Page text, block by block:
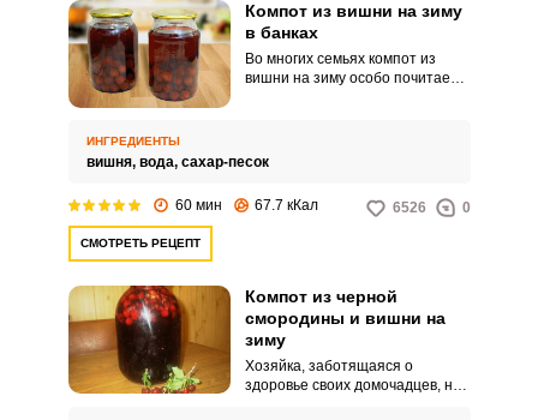
Компот из вишни на зиму
в банках
Во многих семьях компот из
вишни на зиму особо почитаем
праздничных вечеров. Самое
поэтому любой хозяйке стоит
ИНГРЕДИЕНТЫ
вишня, вода, сахар-песок
60 мин 67.7 кКал 6526 0
СМОТРЕТЬ РЕЦЕПТ
Компот из черной
смородины и вишни на
зиму
Хозяйка, заботящаяся о
здоровье своих домочадцев, не